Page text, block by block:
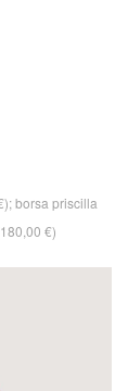
borsa priscilla
€)